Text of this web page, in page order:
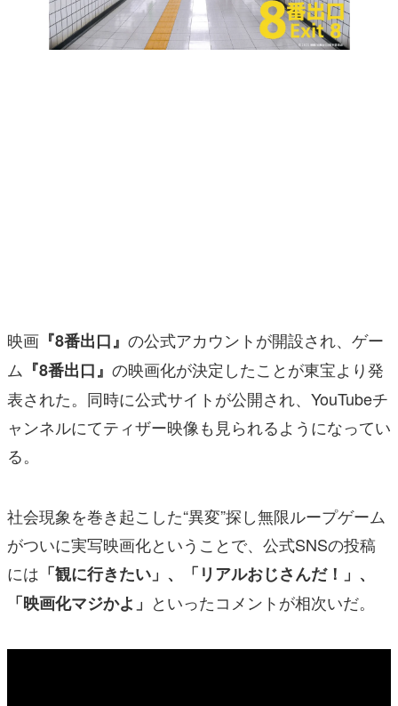
なんでゲームは面白い？
ゲーム開発者・hamatsu氏がゲームの魅力を画面や操作の
具体的な形から解き明かしていく、硬派で骨太な評論連載
その他
電ファミニコゲーマーとは？
運営：株式会社マレ
映画 『8番出口』 の公式アカウントが開設され、ゲー
ム 『8番出口』 の映画化が決定したことが東宝より発
表された。同時に公式サイトが公開され、YouTubeチ
ャンネルにてティザー映像も見られるようになってい
る。
社会現象を巻き起こした“異変”探し無限ループゲーム
がついに実写映画化ということで、公式SNSの投稿
には 「観に行きたい」、「リアルおじさんだ！」、
「映画化マジかよ」 といったコメントが相次いだ。